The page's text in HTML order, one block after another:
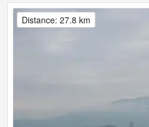
Distance: 27.8 km